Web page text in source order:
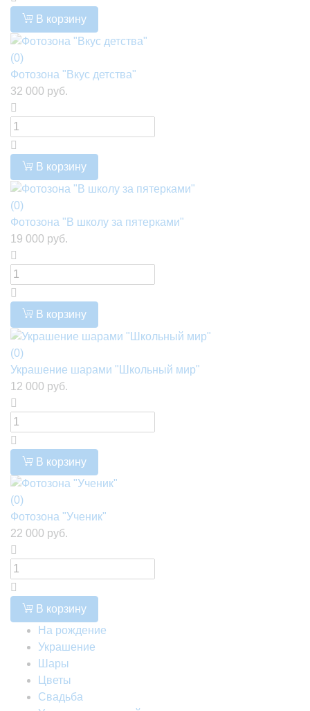
В корзину
(0)
Фотозона "Вкус детства"
32 000 руб.
В корзину
(0)
Фотозона "В школу за пятерками"
19 000 руб.
В корзину
(0)
Украшение шарами "Школьный мир"
12 000 руб.
В корзину
(0)
Фотозона "Ученик"
22 000 руб.
В корзину
На рождение
Украшение
Шары
Цветы
Свадьба